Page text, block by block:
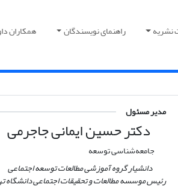
نشریه راهنمای نویسندگان همکاران
مدیر مسئول
دکتر حسین ایمانی جاجرمی
جامعه‌شناسی توسعه
دانشیار گروه آموزشی مطالعات توسعه اجتماعی
رئیس موسسه مطالعات و تحقیقات اجتماعی دانشگاه